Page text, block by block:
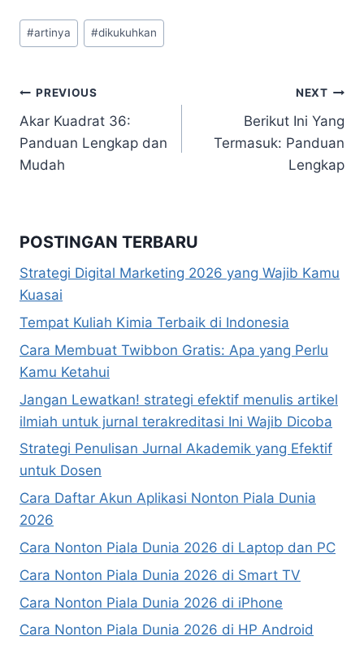
Post
Tags:
#artinya #dikukuhkan
Navigasi
pos
PREVIOUS
Akar Kuadrat 36:
Panduan Lengkap dan
Mudah
NEXT
Berikut Ini Yang
Termasuk: Panduan
Lengkap
POSTINGAN TERBARU
Strategi Digital Marketing 2026 yang Wajib Kamu
Kuasai
Tempat Kuliah Kimia Terbaik di Indonesia
Cara Membuat Twibbon Gratis: Apa yang Perlu
Kamu Ketahui
Jangan Lewatkan! strategi efektif menulis artikel
ilmiah untuk jurnal terakreditasi Ini Wajib Dicoba
Strategi Penulisan Jurnal Akademik yang Efektif
untuk Dosen
Cara Daftar Akun Aplikasi Nonton Piala Dunia
2026
Cara Nonton Piala Dunia 2026 di Laptop dan PC
Cara Nonton Piala Dunia 2026 di Smart TV
Cara Nonton Piala Dunia 2026 di iPhone
Cara Nonton Piala Dunia 2026 di HP Android